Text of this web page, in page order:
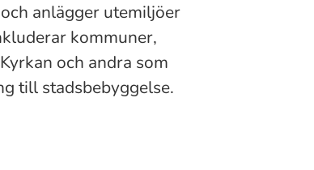
anlägger utemiljöer
kommuner,
och andra som
till stadsbebyggelse.